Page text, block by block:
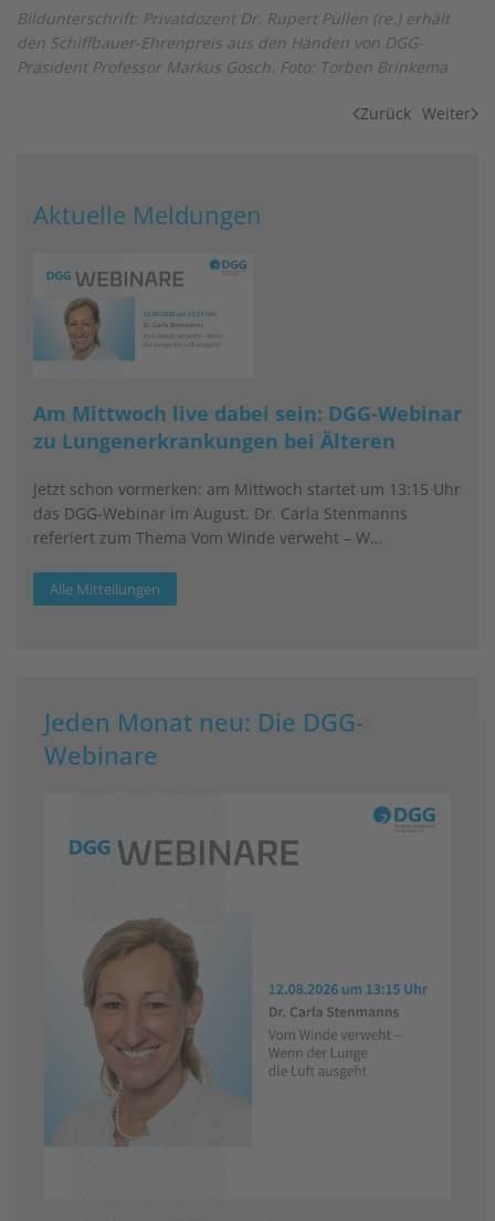
Bildunterschrift: Privatdozent Dr. Rupert Püllen (re.) erhält
den Schiffbauer-Ehrenpreis aus den Händen von DGG-
Präsident Professor Markus Gosch. Foto: Torben Brinkema
Zurück Weiter
Aktuelle Meldungen
Am Mittwoch live dabei sein: DGG-Webinar
zu Lungenerkrankungen bei Älteren
Jetzt schon vormerken: am Mittwoch startet um 13:15 Uhr
das DGG-Webinar im August. Dr. Carla Stenmanns
referiert zum Thema Vom Winde verweht – W…
Alle Mitteilungen
Jeden Monat neu: Die DGG-
Webinare